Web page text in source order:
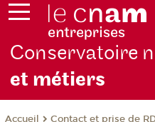
Conservatoire
et métiers
Accueil Contact et prise de